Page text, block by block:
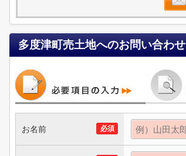
多度津町売土地へのお問い合わせ
必須
お名前